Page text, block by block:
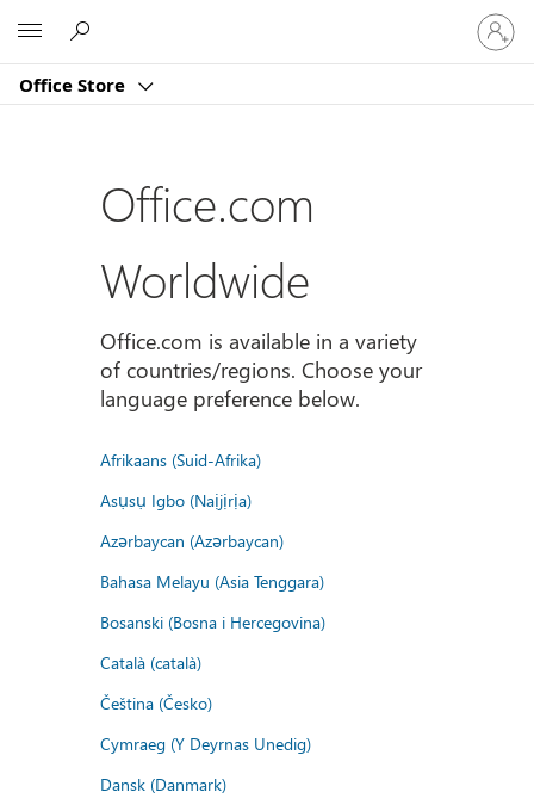
Office Store
登
入
您
Office.com
Worldwide
Office.com is available in a variety
of countries/regions. Choose your
language preference below.
Afrikaans (Suid-Afrika)
Asụsụ Igbo (Naịjịrịa)
Azərbaycan (Azərbaycan)
Bahasa Melayu (Asia Tenggara)
Bosanski (Bosna i Hercegovina)
Català (català)
Čeština (Česko)
Cymraeg (Y Deyrnas Unedig)
Dansk (Danmark)